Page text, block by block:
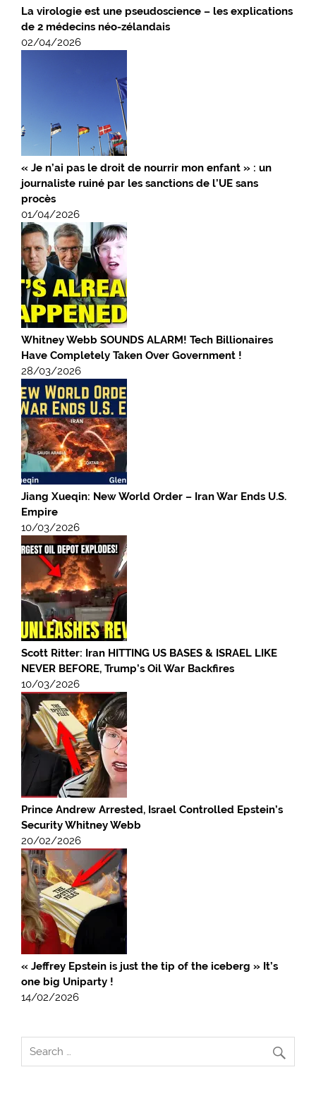
La virologie est une pseudoscience – les explications
de 2 médecins néo-zélandais
02/04/2026
« Je n’ai pas le droit de nourrir mon enfant » : un
journaliste ruiné par les sanctions de l’UE sans
procès
01/04/2026
Whitney Webb SOUNDS ALARM! Tech Billionaires
Have Completely Taken Over Government !
28/03/2026
Jiang Xueqin: New World Order – Iran War Ends U.S.
Empire
10/03/2026
Scott Ritter: Iran HITTING US BASES & ISRAEL LIKE
NEVER BEFORE, Trump’s Oil War Backfires
10/03/2026
Prince Andrew Arrested, Israel Controlled Epstein’s
Security Whitney Webb
20/02/2026
« Jeffrey Epstein is just the tip of the iceberg » It’s
one big Uniparty !
14/02/2026